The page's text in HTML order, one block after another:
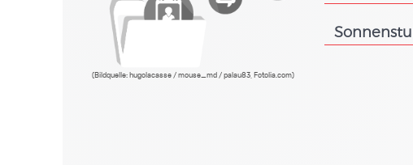
(Bildquelle: hugolacasse / mouse_md / palau83, Fotolia.com)